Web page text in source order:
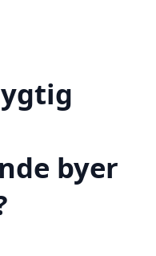
byer